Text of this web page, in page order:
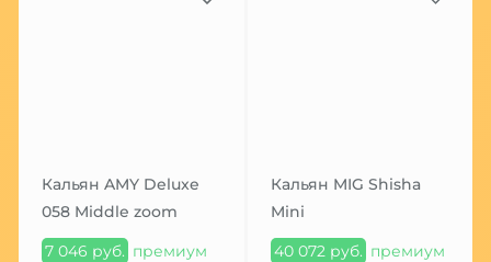
Кальян AMY Deluxe
058 Middle zoom
7 046 руб. премиум
Кальян MIG Shisha
Mini
40 072 руб. премиум